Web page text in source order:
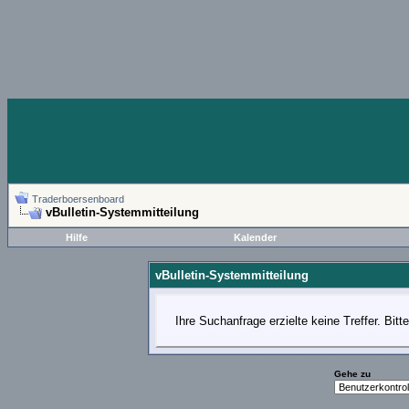
Traderboersenboard
vBulletin-Systemmitteilung
Hilfe Kalender
vBulletin-Systemmitteilung
Ihre Suchanfrage erzielte keine Treffer.
Gehe zu